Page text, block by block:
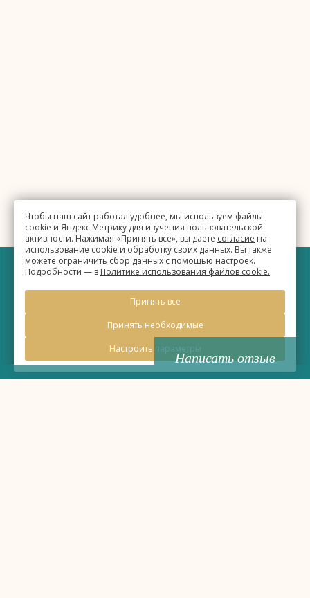
Чтобы наш сайт работал удобнее, мы используем файлы
cookie и Яндекс Метрику для изучения пользовательской
активности. Нажимая «Принять все», вы даете согласие на
использование cookie и обработку своих данных. Вы также
можете ограничить сбор данных с помощью настроек.
Подробности — в Политике использования файлов cookie.
Принять все
Принять необходимые
Настроить параметры
Написать отзыв
2026, Официальный сайт
Правовая информация
Политика обработки персональных данных